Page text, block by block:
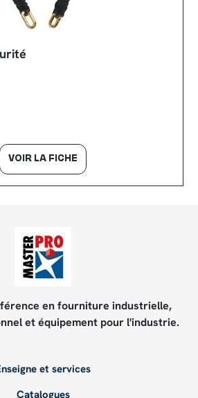
VOIR LA FICHE
en fourniture industrielle,
et équipement pour l'industrie.
et services
Catalogues